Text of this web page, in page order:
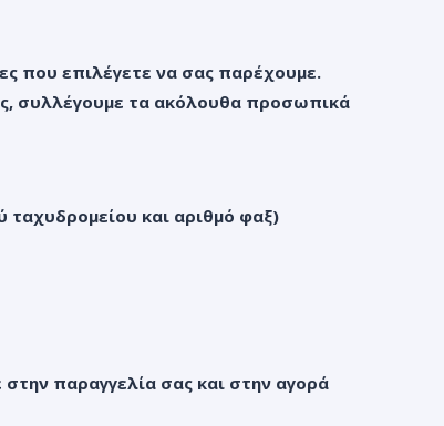
που επιλέγετε να σας παρέχουμε.
συλλέγουμε τα ακόλουθα προσωπικά
ταχυδρομείου και αριθμό φαξ)
παραγγελία σας και στην αγορά